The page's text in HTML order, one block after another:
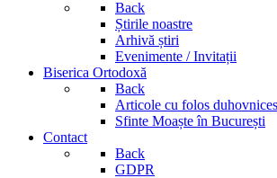
Back
Știrile noastre
Arhivă știri
Evenimente / Invitații
Biserica Ortodoxă
Back
Articole cu folos
Sfinte Moaște în București
Contact
Back
GDPR